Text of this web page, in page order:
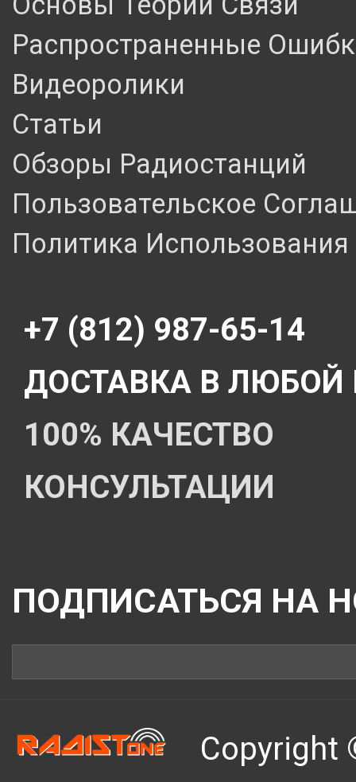
Распространенные
Видеоролики
Статьи
Обзоры Радиостанций
Пользовательское
Политика
+7 (812) 987-65-14
ДОСТАВКА В ЛЮБОЙ
100% КАЧЕСТВО
КОНСУЛЬТАЦИИ
ПОДПИСАТЬСЯ НА
Copyright